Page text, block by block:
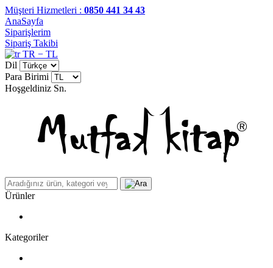
Müşteri Hizmetleri : 0850 441 34 43
AnaSayfa
Siparişlerim
Sipariş Takibi
TR − TL
Dil
Para Birimi
Hoşgeldiniz Sn.
Ürünler
Kategoriler